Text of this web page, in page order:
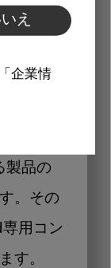
え
企業情
製品の
。その
用コン
す。